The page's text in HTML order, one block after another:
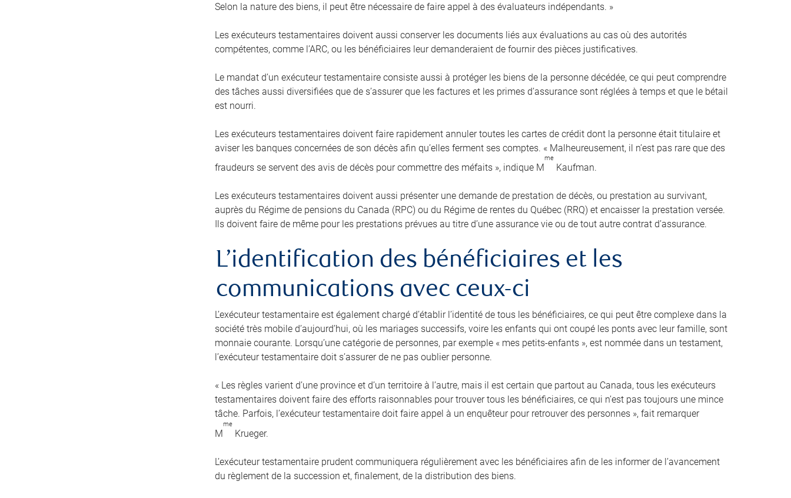
Selon la nature des biens, il peut être nécessaire de faire appel à des évaluateurs indépendants. »
Les exécuteurs testamentaires doivent aussi conserver les documents liés aux évaluations au cas où des autorités
compétentes, comme l’ARC, ou les bénéficiaires leur demanderaient de fournir des pièces justificatives.
Le mandat d’un exécuteur testamentaire consiste aussi à protéger les biens de la personne décédée, ce qui peut comprendre
des tâches aussi diversifiées que de s’assurer que les factures et les primes d’assurance sont réglées à temps et que le bétail
est nourri.
Les exécuteurs testamentaires doivent faire rapidement annuler toutes les cartes de crédit dont la personne était titulaire et
aviser les banques concernées de son décès afin qu’elles ferment ses comptes. « Malheureusement, il n’est pas rare que des
fraudeurs se servent des avis de décès pour commettre des méfaits », indique M
me
Kaufman.
Les exécuteurs testamentaires doivent aussi présenter une demande de prestation de décès, ou prestation au survivant,
auprès du Régime de pensions du Canada (RPC) ou du Régime de rentes du Québec (RRQ) et encaisser la prestation versée.
Ils doivent faire de même pour les prestations prévues au titre d’une assurance vie ou de tout autre contrat d’assurance.
L’identification des bénéficiaires et les
communications avec ceux-ci
L’exécuteur testamentaire est également chargé d’établir l’identité de tous les bénéficiaires, ce qui peut être complexe dans la
société très mobile d’aujourd’hui, où les mariages successifs, voire les enfants qui ont coupé les ponts avec leur famille, sont
monnaie courante. Lorsqu’une catégorie de personnes, par exemple « mes petits-enfants », est nommée dans un testament,
l’exécuteur testamentaire doit s’assurer de ne pas oublier personne.
« Les règles varient d’une province et d’un territoire à l’autre, mais il est certain que partout au Canada, tous les exécuteurs
testamentaires doivent faire des efforts raisonnables pour trouver tous les bénéficiaires, ce qui n’est pas toujours une mince
tâche. Parfois, l’exécuteur testamentaire doit faire appel à un enquêteur pour retrouver des personnes », fait remarquer
M
me
Krueger.
L’exécuteur testamentaire prudent communiquera régulièrement avec les bénéficiaires afin de les informer de l’avancement
du règlement de la succession et, finalement, de la distribution des biens.